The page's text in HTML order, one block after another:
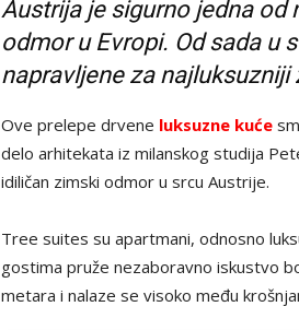
Austrija je sigurno jedna od
odmor u Evropi. Od sada u
napravljene za
Ove prelepe drvene luksuzne kuće
delo arhitekata iz milanskog studija
idiličan zimski odmor u srcu Austrije.
Tree suites su apartmani, odnosno
gostima pruže nezaboravno iskustvo
metara i nalaze se visoko među